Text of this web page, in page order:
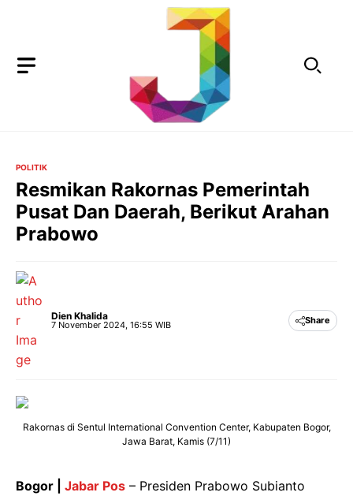
POLITIK
Resmikan Rakornas Pemerintah
Pusat Dan Daerah, Berikut Arahan
Prabowo
Dien Khalida
7 November 2024, 16:55 WIB Share
Rakornas di Sentul International Convention Center, Kabupaten Bogor,
Jawa Barat, Kamis (7/11)
Bogor | Jabar Pos – Presiden Prabowo Subianto